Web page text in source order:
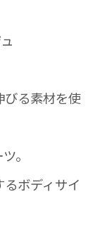
びる素材を使
。
ボディサイ